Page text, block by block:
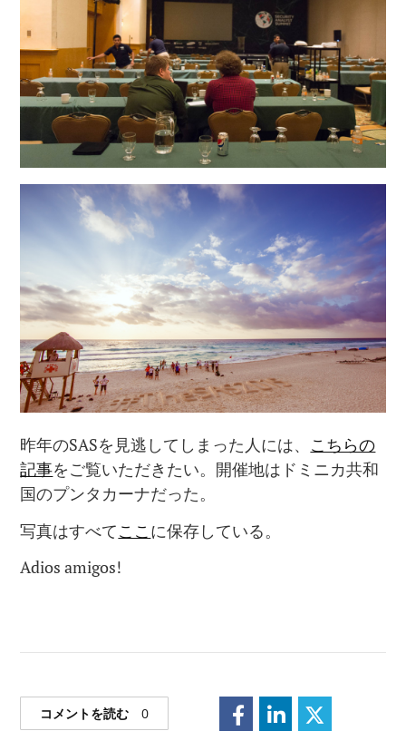
昨年のSASを見逃してしまった人には、 こちらの
記事をご覧いただきたい。開催地はドミニカ共和
国のプンタカーナだった。
写真はすべてここに保存している。
Adios amigos!
コメントを読む 0